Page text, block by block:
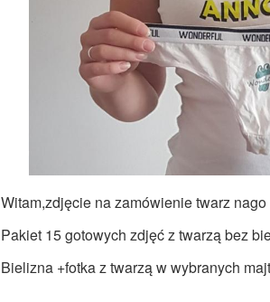
Witam,zdjęcie na zamówienie twarz
Pakiet 15 gotowych zdjęć z twarzą bez
Bielizna +fotka z twarzą w wybranych